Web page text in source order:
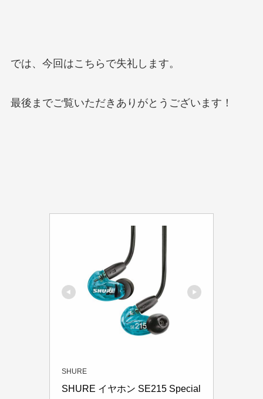
では、今回はこちらで失礼します。
最後までご覧いただきありがとうございます！
SHURE
SHURE イヤホン SE215 Special